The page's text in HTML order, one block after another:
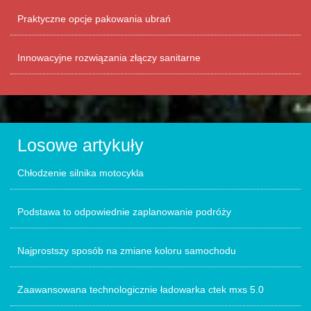
Praktyczne opcje pakowania ubrań
Innowacyjne rozwiązania złączy sanitarne
Losowe artykuły
Chłodzenie silnika motocykla
Podstawa to odpowiednie zaplanowanie podróży
Najprostszy sposób na zmiane koloru samochodu
Zaawansowana technologicznie ładowarka ctek mxs 5.0